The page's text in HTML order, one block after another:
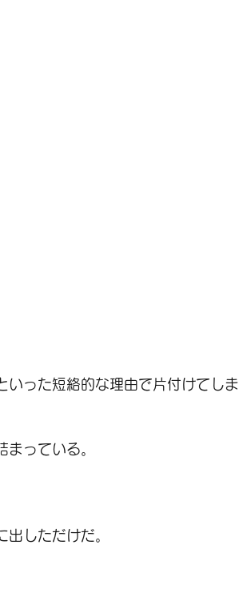
いった短絡的な理由で片付けてしま
っている。
しただけだ。